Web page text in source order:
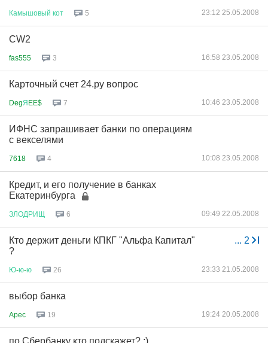
Камышовый кот 5 23:12 25.05.2008
CW2
fas555 3 16:58 23.05.2008
Карточный счет 24.ру вопрос
DegЯEE$ 7 10:46 23.05.2008
ИФНС запрашивает банки по операциям
с векселями
7618 4 10:08 23.05.2008
Кредит, и его получение в банках
Екатеринбурга
ЗЛОДРИЩ 6 09:49 22.05.2008
... 2
Кто держит деньги КПКГ "Альфа Капитал"
?
Ю-ю-ю 26 23:33 21.05.2008
выбор банка
Apec 19 19:24 20.05.2008
по Сбербанку кто подскажет? :)